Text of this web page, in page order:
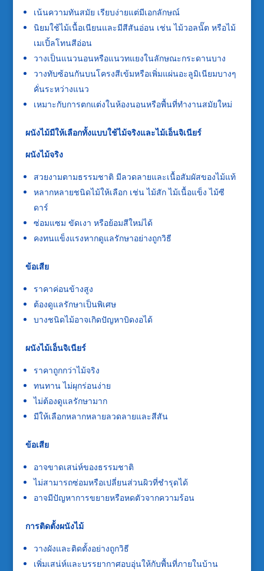
เน้นความทันสมัย เรียบง่ายแต่มีเอกลักษณ์
นิยมใช้ไม้เนื้อเนียนและมีสีสันอ่อน เช่น ไม้วอลนั๊ต หรือไม้
เมเปิ้ลโทนสีอ่อน
วางเป็นแนวนอนหรือแนวทแยงในลักษณะกระดานบาง
วางทับซ้อนกันบนโครงสีเข้มหรือเพิ่มแผ่นอะลูมิเนียมบางๆ
คั่นระหว่างแนว
เหมาะกับการตกแต่งในห้องนอนหรือพื้นที่ทำงานสมัยใหม่
ผนังไม้มีให้เลือกทั้งแบบใช้ไม้จริงและไม้เอ็นจิเนียร์
ผนังไม้จริง
สวยงามตามธรรมชาติ มีลวดลายและเนื้อสัมผัสของไม้แท้
หลากหลายชนิดไม้ให้เลือก เช่น ไม้สัก ไม้เนื้อแข็ง ไม้ซี
ดาร์
ซ่อมแซม ขัดเงา หรือย้อมสีใหม่ได้
คงทนแข็งแรงหากดูแลรักษาอย่างถูกวิธี
ข้อเสีย
ราคาค่อนข้างสูง
ต้องดูแลรักษาเป็นพิเศษ
บางชนิดไม้อาจเกิดปัญหาบิดงอได้
ผนังไม้เอ็นจิเนียร์
ราคาถูกกว่าไม้จริง
ทนทาน ไม่ผุกร่อนง่าย
ไม่ต้องดูแลรักษามาก
มีให้เลือกหลากหลายลวดลายและสีสัน
ข้อเสีย
อาจขาดเสน่ห์ของธรรมชาติ
ไม่สามารถซ่อมหรือเปลี่ยนส่วนผิวที่ชำรุดได้
อาจมีปัญหาการขยายหรือหดตัวจากความร้อน
การติดตั้งผนังไม้
วางผังและติดตั้งอย่างถูกวิธี
เพิ่มเสน่ห์และบรรยากาศอบอุ่นให้กับพื้นที่ภายในบ้าน